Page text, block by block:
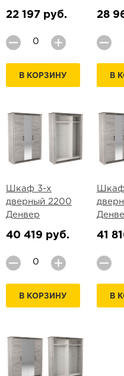
22 197 руб.
В КОРЗИНУ
28
В
Шкаф 3-х
дверный 2200
Денвер
40 419 руб.
В КОРЗИНУ
41
В